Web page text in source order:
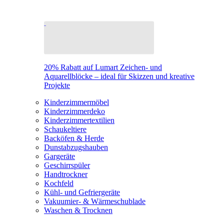
20% Rabatt auf Lumart Zeichen- und
Aquarellblöcke – ideal für Skizzen und kreative
Projekte
Kinderzimmermöbel
Kinderzimmerdeko
Kinderzimmertextilien
Schaukeltiere
Backöfen & Herde
Dunstabzugshauben
Gargeräte
Geschirrspüler
Handtrockner
Kochfeld
Kühl- und Gefriergeräte
Vakuumier- & Wärmeschublade
Waschen & Trocknen